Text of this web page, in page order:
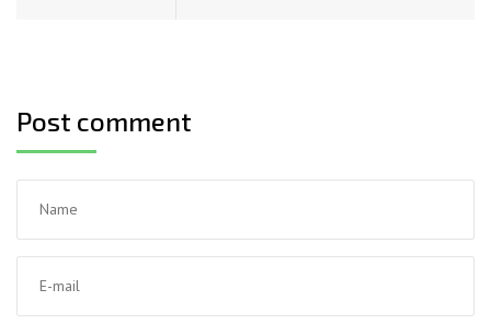
Post comment